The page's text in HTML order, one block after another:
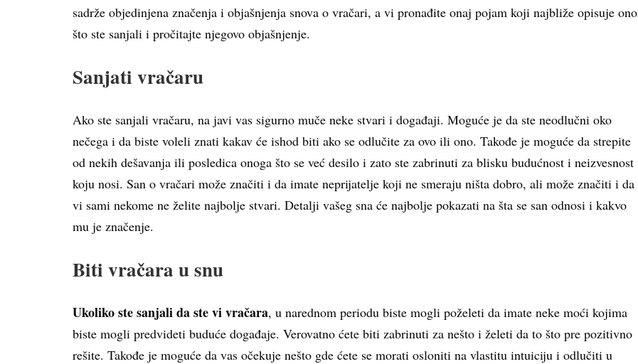
sadrže objedinjena značenja i objašnjenja snova o vračari, a vi pronađite onaj pojam koji najbliže opisuje ono
što ste sanjali i pročitajte njegovo objašnjenje.
Sanjati vračaru
Ako ste sanjali vračaru, na javi vas sigurno muče neke stvari i događaji. Moguće je da ste neodlučni oko
nečega i da biste voleli znati kakav će ishod biti ako se odlučite za ovo ili ono. Takođe je moguće da strepite
od nekih dešavanja ili posledica onoga što se već desilo i zato ste zabrinuti za blisku budućnost i neizvesnost
koju nosi. San o vračari može značiti i da imate neprijatelje koji ne smeraju ništa dobro, ali može značiti i da
vi sami nekome ne želite najbolje stvari. Detalji vašeg sna će najbolje pokazati na šta se san odnosi i kakvo
mu je značenje.
Biti vračara u snu
Ukoliko ste sanjali da ste vi vračara, u narednom periodu biste mogli poželeti da imate neke moći kojima
biste mogli predvideti buduće događaje. Verovatno ćete biti zabrinuti za nešto i želeti da to što pre pozitivno
rešite. Takođe je moguće da vas očekuje nešto gde ćete se morati osloniti na vlastitu intuiciju i odlučiti u